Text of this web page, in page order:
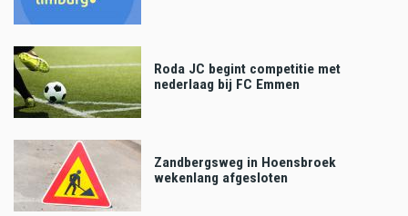
Roda JC begint competitie met
nederlaag bij FC Emmen
Zandbergsweg in Hoensbroek
wekenlang afgesloten